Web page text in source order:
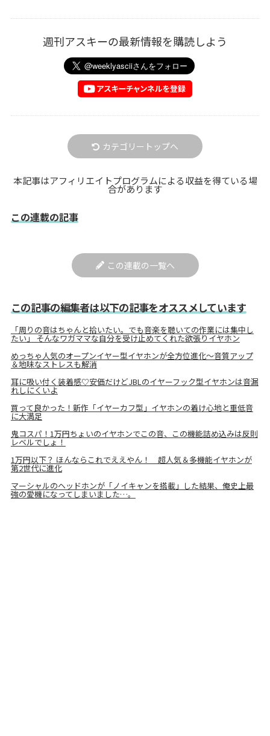
週刊アスキーの最新情報を購読しよう
カテゴリートップへ
本記事はアフィリエイトプログラムによる収益を得ている場
合があります
この連載の記事
この連載の一覧へ
この記事の編集者は以下の記事をオススメしています
「周りの音はちゃんと拾いたい。でも音楽を聴いての作業には集中し
たい」 そんなワガママな自分を受け止めてくれた欲張りイヤホン
めっちゃ人気のオープンイヤー型イヤホンが全方位進化〜音質アップ
＆地味なストレスも解消
耳に吸い付く装着感♡安価だけどJBLのイヤーフック型イヤホンは音漏
れしにくいよ
買って良かった！新作「イヤーカフ型」イヤホンの着け心地と重低音
に大満足
鬼コスパ！1万円ちょいのイヤホンでこの音、この機能詰め込みは反則
レベルでしょ！
1万円以下？ ほんならこれでええやん！ 超人気＆多機能イヤホンが
第2世代に進化
マーシャルのヘッドホンが「ノイキャンを搭載」した結果、俺史上最
強の愛機になってしまいました…。